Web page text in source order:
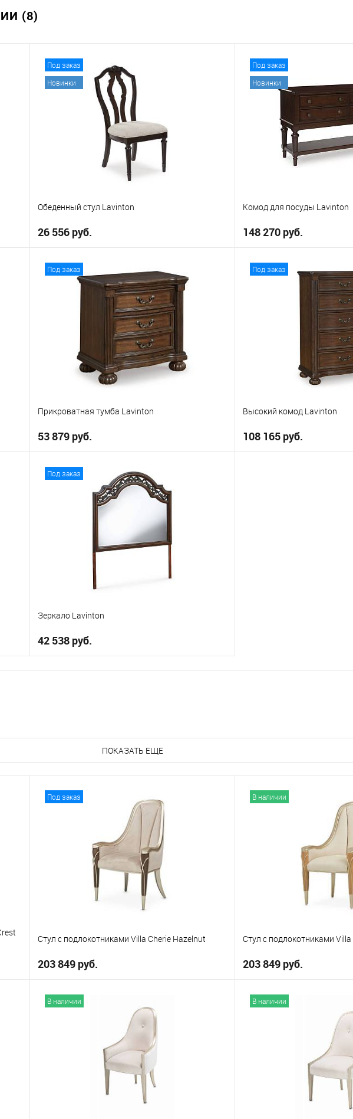
(8)
Под заказ
Новинки
Обеденный стул Lavinton
26 556 руб.
Под заказ
Новинки
Комод для посуды Lavinton
148 270 руб.
Под заказ
Прикроватная тумба Lavinton
53 879 руб.
В корзину
Под заказ
Высокий комод Lavinton
108 165 руб.
Под заказ
Зеркало Lavinton
42 538 руб.
В корзину
ПОКАЗАТЬ ЕЩЕ
Под заказ
Стул с подлокотниками Villa Cherie Hazelnut
203 849 руб.
В наличии
Стул с подлокотниками Villa
203 849 руб.
В наличии В наличии